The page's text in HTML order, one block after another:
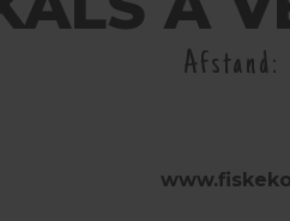
Afstand: